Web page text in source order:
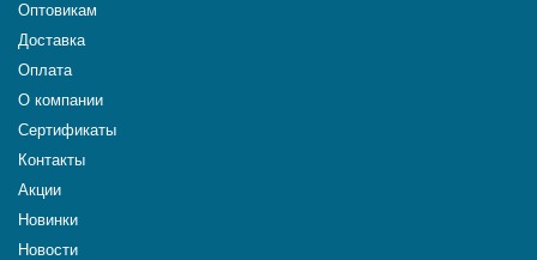
Оптовикам
Доставка
Оплата
О компании
Сертификаты
Контакты
Акции
Новинки
Новости